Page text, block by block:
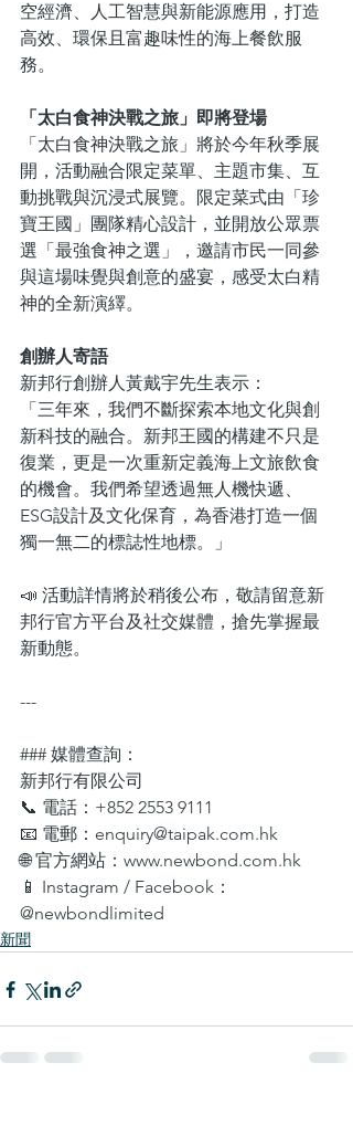
空經濟、人工智慧與新能源應用，打造
高效、環保且富趣味性的海上餐飲服
務。
「太白食神決戰之旅」即將登場
「太白食神決戰之旅」將於今年秋季展
開，活動融合限定菜單、主題市集、互
動挑戰與沉浸式展覽。限定菜式由「珍
寶王國」團隊精心設計，並開放公眾票
選「最強食神之選」，邀請市民一同參
與這場味覺與創意的盛宴，感受太白精
神的全新演繹。
創辦人寄語
新邦行創辦人黃戴宇先生表示：
「三年來，我們不斷探索本地文化與創
新科技的融合。新邦王國的構建不只是
復業，更是一次重新定義海上文旅飲食
的機會。我們希望透過無人機快遞、
ESG設計及文化保育，為香港打造一個
獨一無二的標誌性地標。」
📣 活動詳情將於稍後公布，敬請留意新
邦行官方平台及社交媒體，搶先掌握最
新動態。
---
### 媒體查詢：
新邦行有限公司
📞 電話：+852 2553 9111
📧 電郵：enquiry@taipak.com.hk
🌐 官方網站：www.newbond.com.hk
📱 Instagram / Facebook：
@newbondlimited
新聞